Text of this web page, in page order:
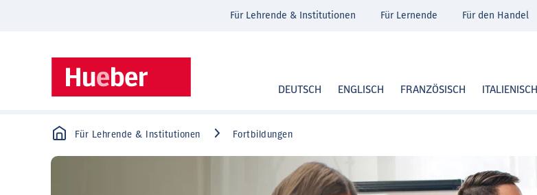
DEUTSCH ENGLISCH FRANZÖSISCH ITALIENISCH
Für Lehrende & Institutionen Für Lernende Für den Handel
Für Lehrende & Institutionen Fortbildungen